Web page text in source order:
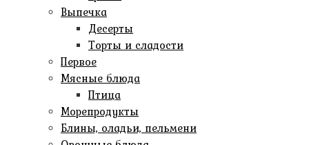
Выпечка
Десерты
Торты и сладости
Первое
Мясные блюда
Птица
Морепродукты
Блины, оладьи, пельмени